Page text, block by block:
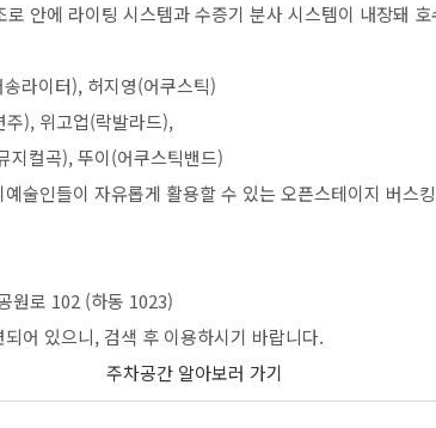
안에 라이팅 시스템과 수증기 분사 시스템이 내장돼
라이터), 허지영(어쿠스틱)
고업(락발라드),
), 뚜이(어쿠스틱밴드)
유롭게 활용할 수 있는 오픈스테이지 버스킹
원로 102 (하동 1023)
어 있으니, 검색 후 이용하시기 바랍니다.
주차공간 알아보러 가기